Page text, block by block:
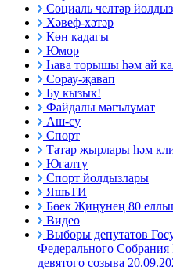
Социаль челтәр
Хәвеф-хәтәр
Көн кадагы
Юмор
Һава торышы һәм ай
Сорау-җавап
Бу кызык!
Файдалы мәгълүмат
Аш-су
Спорт
Татар җырлары һәм
Югалту
Спорт йолдызлары
ЯшьТИ
Бөек Җиңүнең 80
Видео
Выборы депутатов
Федерального
девятого созыва